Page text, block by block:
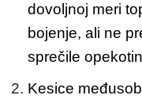
dovoljnoj meri
bojenje, ali ne
sprečile
Kesice